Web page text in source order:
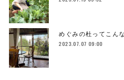
めぐみの杜ってこん
2023.07.07 09:00